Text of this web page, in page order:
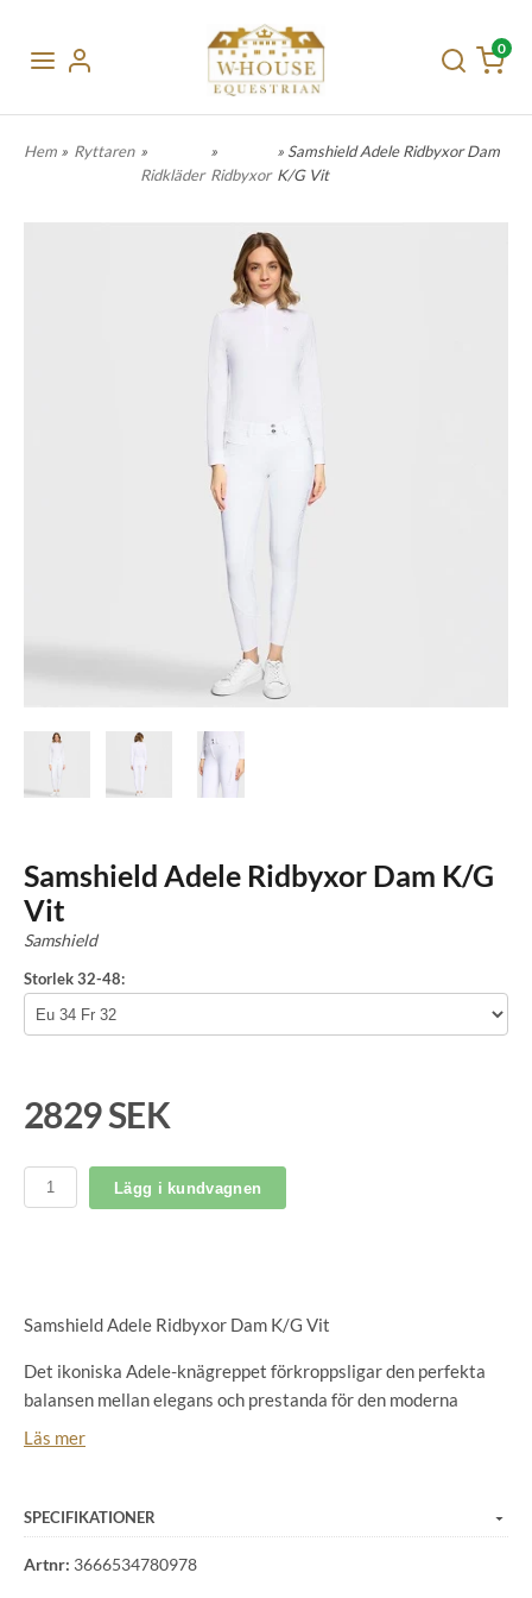
0
Hem » Ryttaren »
Ridkläder
»
Ridbyxor
» Samshield Adele Ridbyxor Dam
K/G Vit
Samshield Adele Ridbyxor Dam K/G
Vit
Samshield
Storlek 32-48:
2829 SEK
Lägg i kundvagnen
Samshield Adele Ridbyxor Dam K/G Vit
Det ikoniska Adele-knägreppet förkroppsligar den perfekta
balansen mellan elegans och prestanda för den moderna
ryttaren. Dess medelhöga skärning smickrar silhuetten
italienskt tyg, förblir dessa ridbyxor oklanderliga över tid tack
vare sin noppfria och skrynkelfria finish.
Läs mer
SPECIFIKATIONER
Artnr: 3666534780978